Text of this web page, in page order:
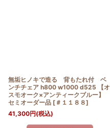
無垢ヒノキで造る 背もたれ付 ベ
ンチチェア h800 w1000 d525 【オ
スモオーク×アンティークブルー】
セミオーダー品 [ ＃１１８８]
41,300円(税込)